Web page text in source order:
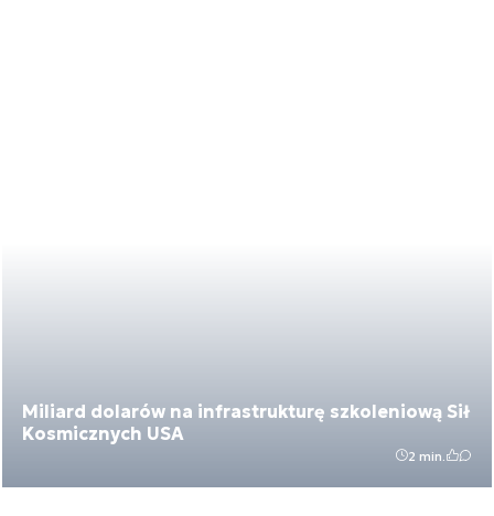
Miliard dolarów na infrastrukturę szkoleniową Sił
Kosmicznych USA
2 min.